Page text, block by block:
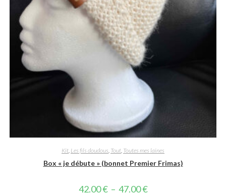
Kit Les fils doudous Tout Toutes mes laines
Box « je débute » (bonnet Premier Frimas)
42.00€ – 47.00€Plage